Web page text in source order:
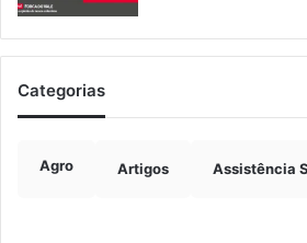
Categorias
Agro Artigos Assistência